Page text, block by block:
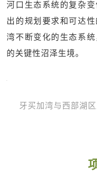
河口生态系统的复杂
出的规划要求和可达
湾不断变化的生态系
的关键性沼泽生境。
牙买加湾与西部湖